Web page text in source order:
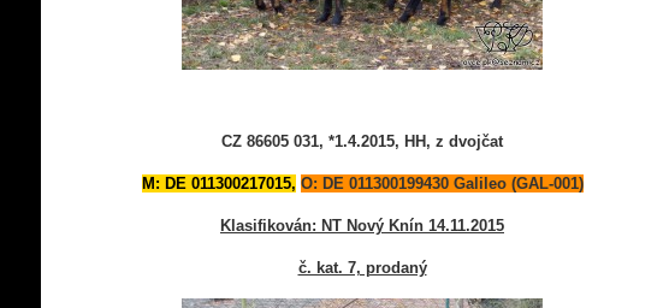
CZ 86605 031, *1.4.2015, HH, z dvojčat
M: DE 011300217015, O: DE 011300199430 Galileo (GAL-001)
Klasifikován: NT Nový Knín 14.11.2015
č. kat. 7, prodaný